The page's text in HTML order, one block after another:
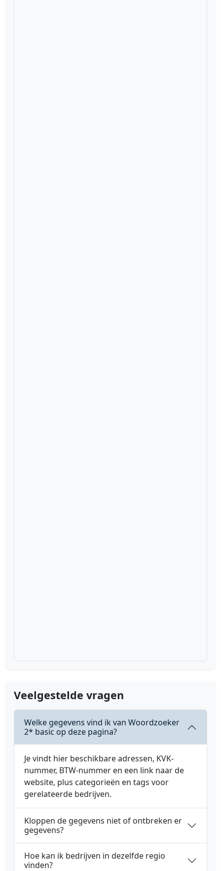
Veelgestelde vragen
Welke gegevens vind ik van Woordzoeker
2* basic op deze pagina?
Je vindt hier beschikbare adressen, KVK-
nummer, BTW-nummer en een link naar de
website, plus categorieën en tags voor
gerelateerde bedrijven.
Kloppen de gegevens niet of ontbreken er
gegevens?
Hoe kan ik bedrijven in dezelfde regio
vinden?